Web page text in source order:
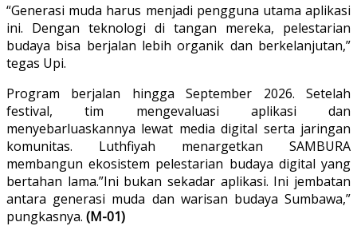
“Generasi muda harus menjadi pengguna utama aplikasi
ini. Dengan teknologi di tangan mereka, pelestarian
budaya bisa berjalan lebih organik dan berkelanjutan,”
tegas Upi.
Program berjalan hingga September 2026. Setelah
festival, tim mengevaluasi aplikasi dan
menyebarluaskannya lewat media digital serta jaringan
komunitas. Luthfiyah menargetkan SAMBURA
membangun ekosistem pelestarian budaya digital yang
bertahan lama.”Ini bukan sekadar aplikasi. Ini jembatan
antara generasi muda dan warisan budaya Sumbawa,”
pungkasnya. (M-01)